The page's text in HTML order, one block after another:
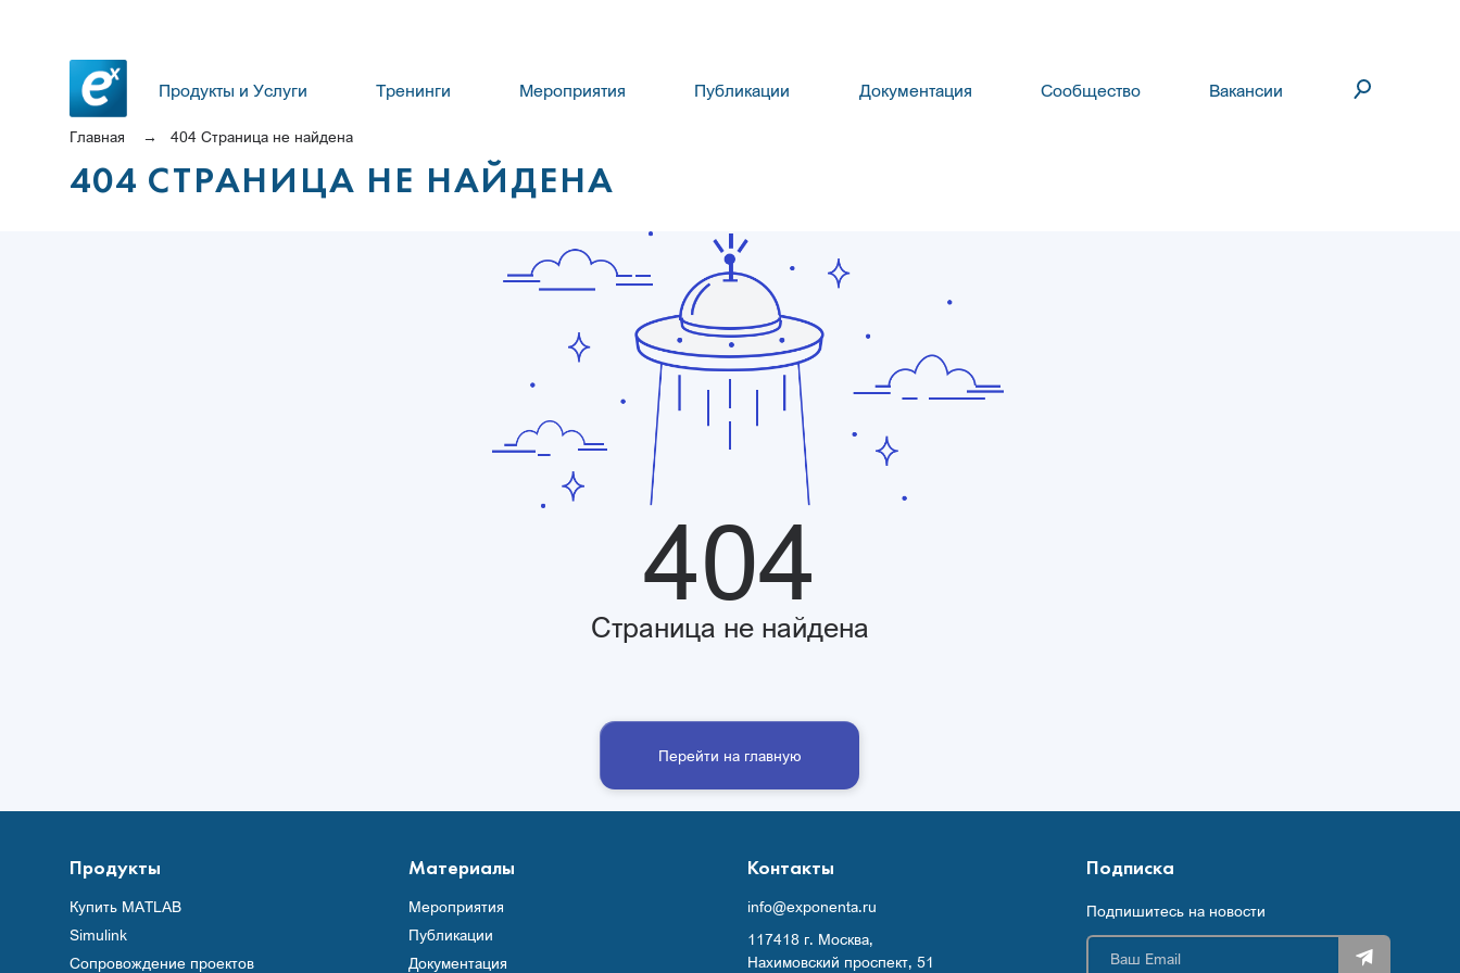
Продукты и Услуги Тренинги Мероприятия Публикации Документация Сообщество Вакансии
Главная 404 Страница не найдена
404 СТРАНИЦА НЕ НАЙДЕНА
404
Страница не найдена
Перейти на главную
Продукты
Купить MATLAB
Simulink
Сопровождение проектов
Материалы
Мероприятия
Публикации
Документация
Контакты
info@exponenta.ru
117418 г. Москва,
Нахимовский проспект, 51
Подписка
Подпишитесь на новости